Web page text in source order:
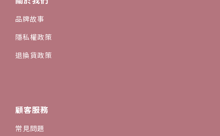
品牌故事
隱私權政策
退換貨政策
顧客服務
常見問題